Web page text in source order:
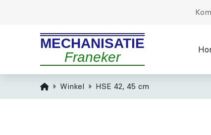
MECHANISATIE
Franeker
HomeWinkel HSE 42, 45 cm